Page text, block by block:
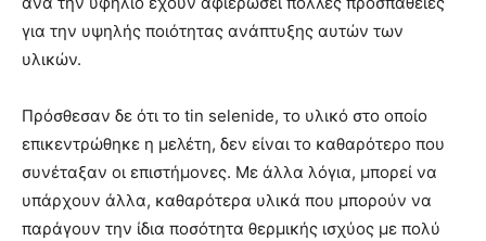
για την υψηλής ποιότητας ανάπτυξης αυτών των
υλικών.
Πρόσθεσαν δε ότι το tin selenide, το υλικό στο οποίο
επικεντρώθηκε η μελέτη, δεν είναι το καθαρότερο που
συνέταξαν οι επιστήμονες. Με άλλα λόγια, μπορεί να
υπάρχουν άλλα, καθαρότερα υλικά που μπορούν να
παράγουν την ίδια ποσότητα θερμικής ισχύος με πολύ